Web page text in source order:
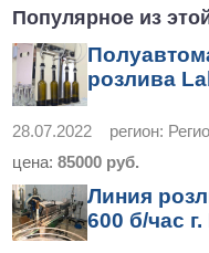
Популярное из
розлива
28.07.2022 регион:
цена: 85000 руб.
Линия
600 б/час